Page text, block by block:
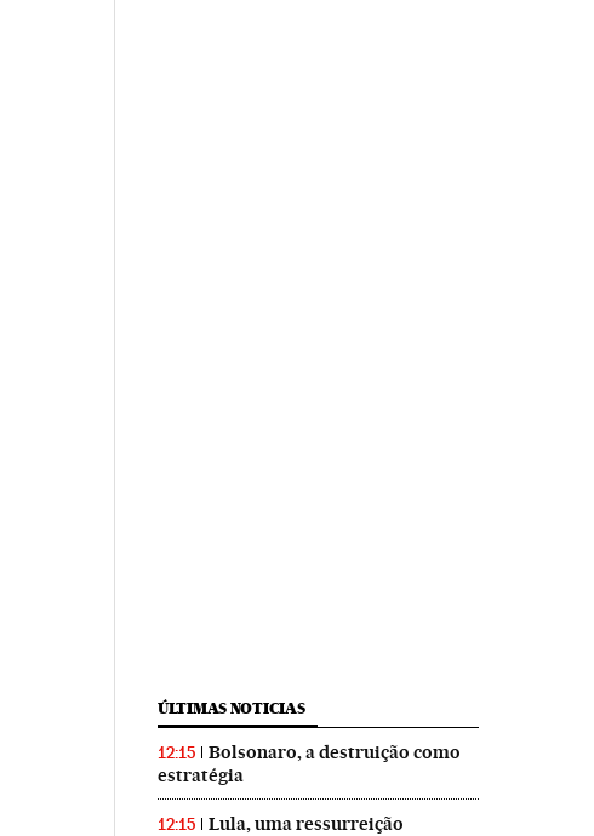
ÚLTIMAS NOTICIAS
12:15
Bolsonaro, a destruição como
estratégia
12:15 Lula, uma ressurreição